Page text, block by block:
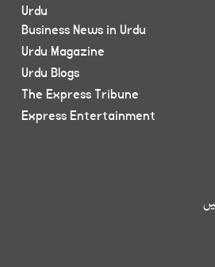
Urdu
Business News in Urdu
Urdu Magazine
Urdu Blogs
The Express Tribune
Express Entertainment